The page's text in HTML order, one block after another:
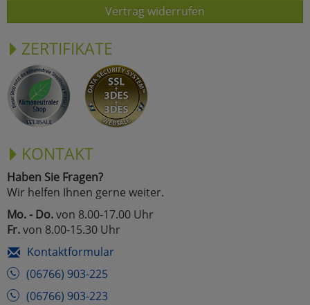
Vertrag widerrufen
ZERTIFIKATE
KONTAKT
Haben Sie Fragen?
Wir helfen Ihnen gerne weiter.
Mo. - Do.von 8.00-17.00 Uhr
Fr.von 8.00-15.30 Uhr
Kontaktformular
(06766) 903-225
(06766) 903-223